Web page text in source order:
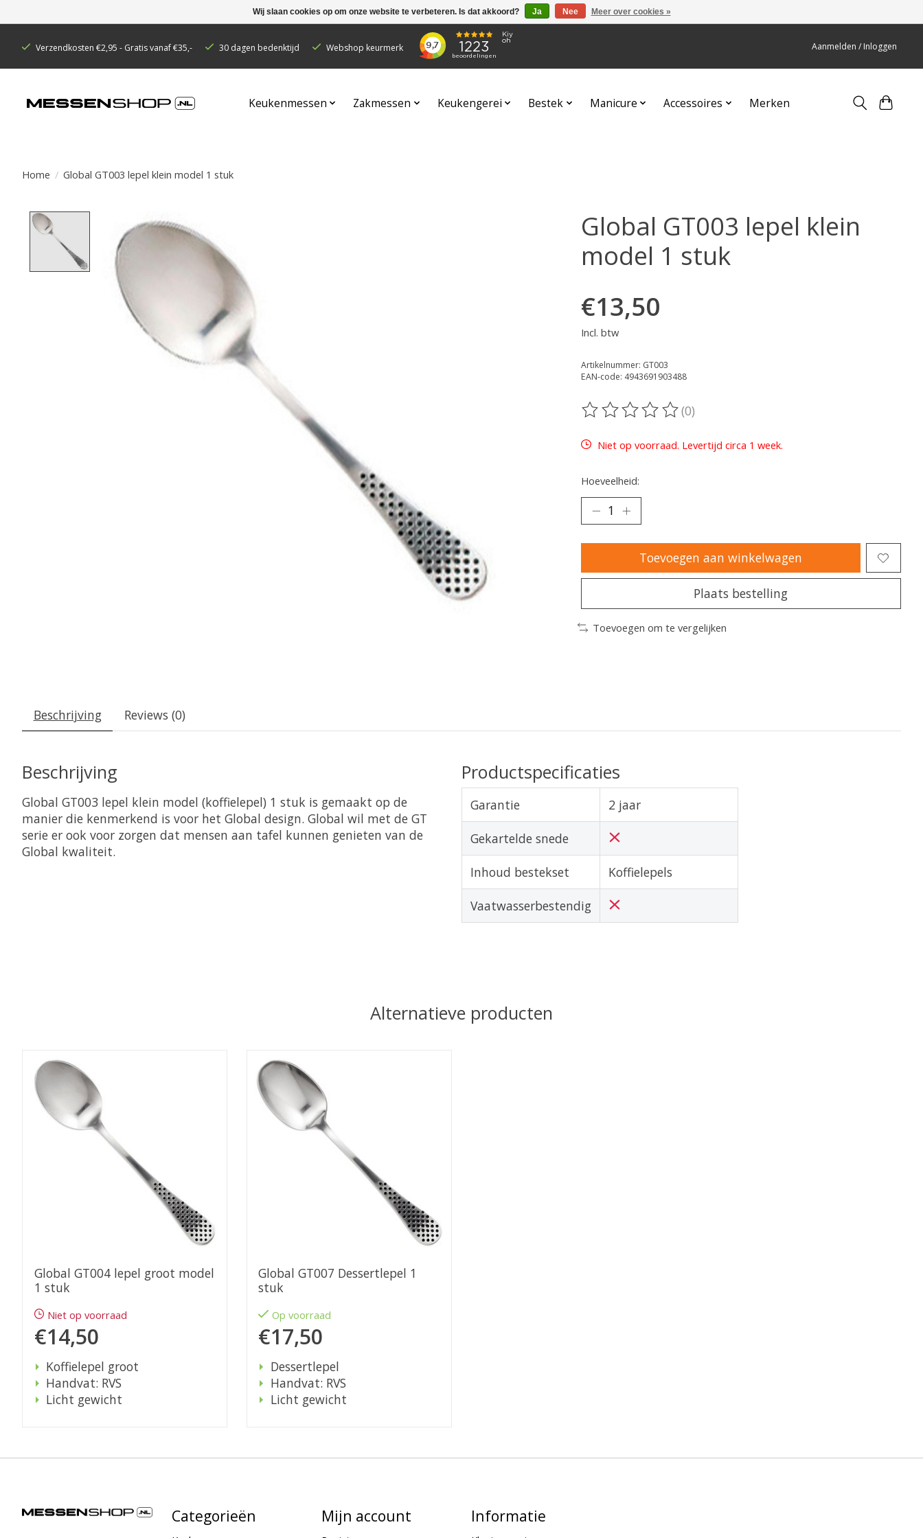
Verzendkosten €2,95 - Gratis vanaf €35,- 30 dagen bedenktijd Webshop keurmerk Aanmelden / Inloggen
Keukenmessen Zakmessen Keukengerei Bestek Manicure Accessoires Merken
Home / Global GT003 lepel klein model 1 stuk
Product image slideshow Items
Global GT003 lepel klein
model 1 stuk
€13,50
Incl. btw
Artikelnummer: GT003
EAN-code: 4943691903488
De beoordeling van dit product is
(0)
Niet op voorraad. Levertijd circa 1 week.
Hoeveelheid:
Toevoegen aan winkelwagen
Plaats bestelling
Toevoegen om te vergelijken
Beschrijving Reviews (0)
Beschrijving
Global GT003 lepel klein model (koffielepel) 1 stuk is gemaakt op de
manier die kenmerkend is voor het Global design. Global wil met de GT
serie er ook voor zorgen dat mensen aan tafel kunnen genieten van de
Global kwaliteit.
Productspecificaties
Garantie 2 jaar
Gekartelde snede
Inhoud bestekset Koffielepels
Vaatwasserbestendig
Alternatieve producten
Items van productcarrousel
Global GT004 lepel groot model
1 stuk
Niet op voorraad
€14,50
Koffielepel groot
Handvat: RVS
Licht gewicht
Global GT007 Dessertlepel 1
stuk
Op voorraad
€17,50
Dessertlepel
Handvat: RVS
Licht gewicht
Categorieën Mijn account Informatie
Wij slaan cookies op om onze website te verbeteren. Is dat akkoord? Ja Nee Meer over cookies »